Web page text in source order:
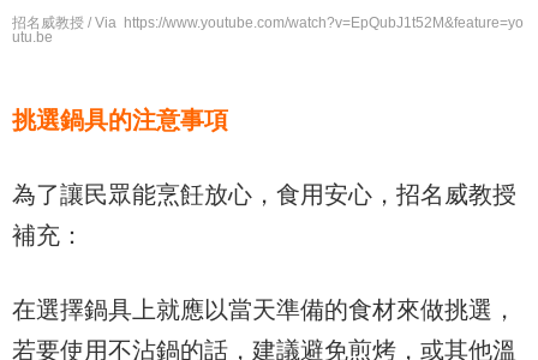
招名威教授 / Via https://www.youtube.com/watch?v=EpQubJ1t52M&feature=yo
utu.be
挑選鍋具的注意事項
為了讓民眾能烹飪放心，食用安心，招名威教授
補充：
在選擇鍋具上就應以當天準備的食材來做挑選，
若要使用不沾鍋的話，建議避免煎烤，或其他溫